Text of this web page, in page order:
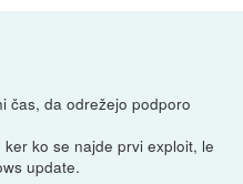
čas, da odrežejo podporo
ko se najde prvi exploit, le
update.